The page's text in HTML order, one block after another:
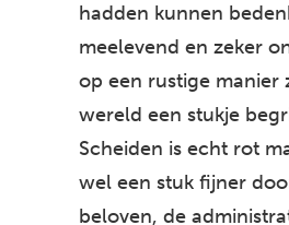
hadden kunnen
meelevend en zeker
op een rustige manier
wereld een stukje
Scheiden is echt rot
wel een stuk fijner
beloven, de